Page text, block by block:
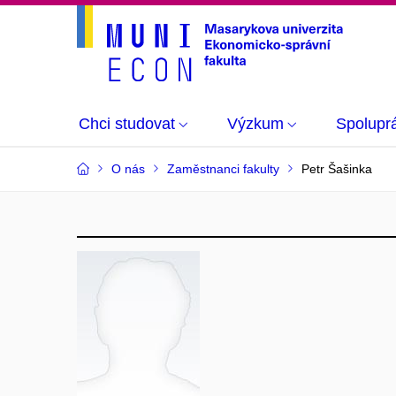
Chci studovat Výzkum
O nás Zaměstnanci fakulty Petr Šašinka